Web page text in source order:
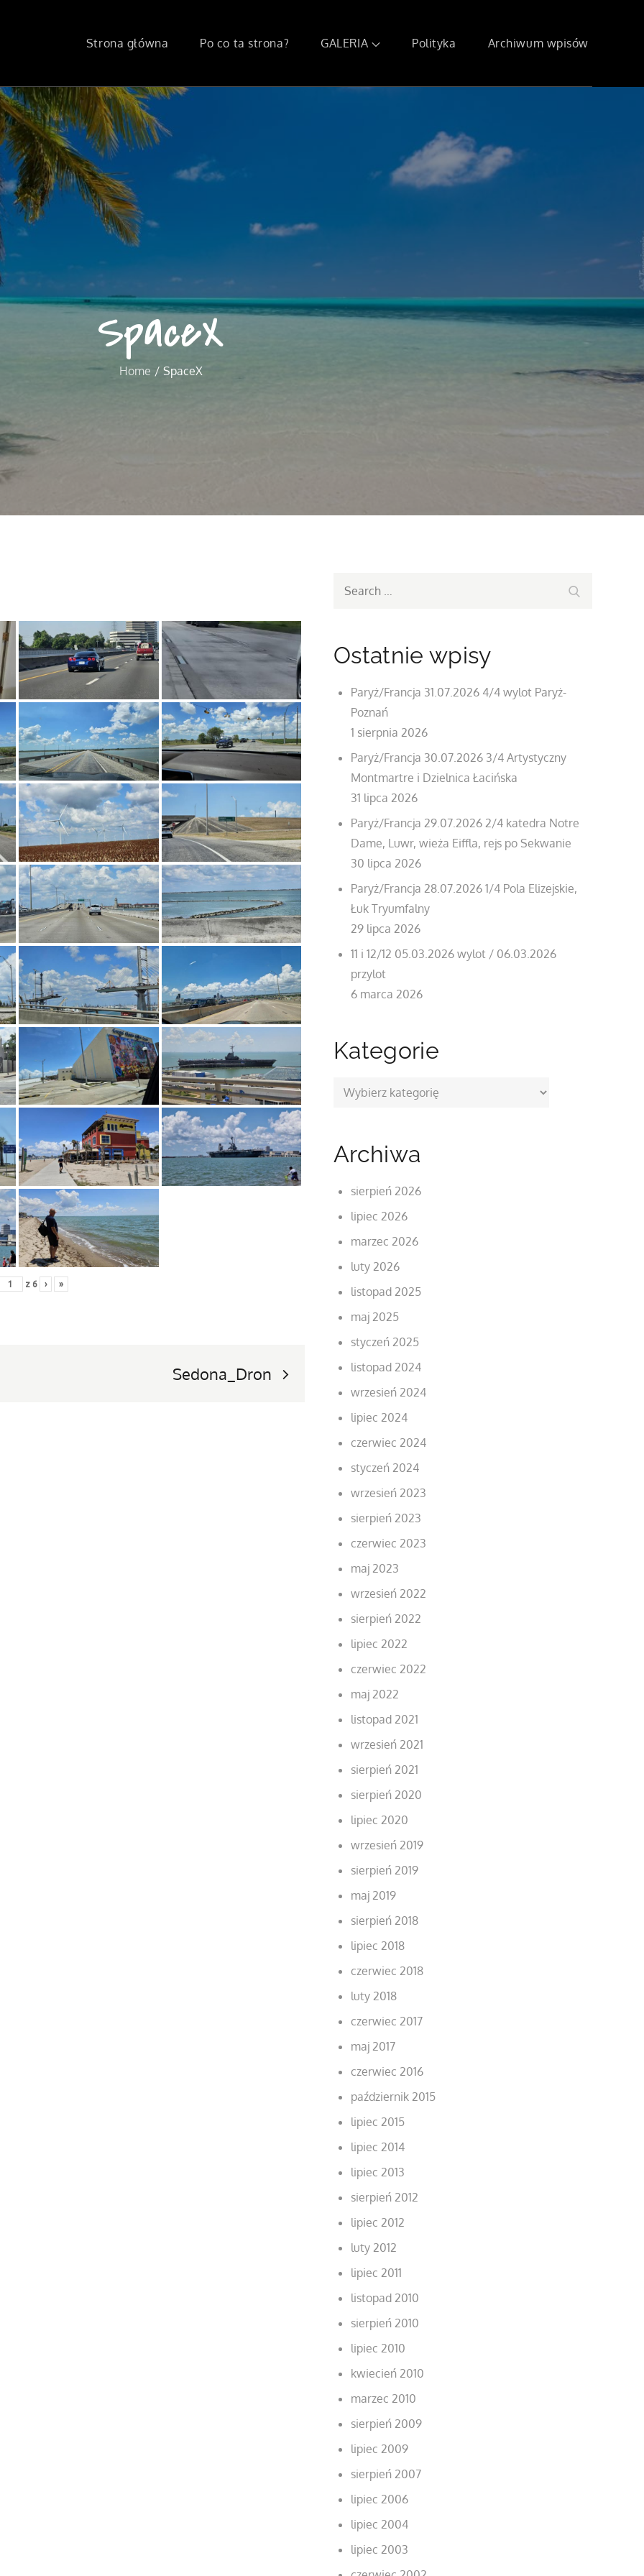
Strona główna Po co ta strona? GALERIA Polityka Archiwum wpisów
SpaceX
Home SpaceX
z 6 › »
Sedona_Dron
Ostatnie wpisy
Paryż/Francja 31.07.2026 4/4 wylot Paryż-
Poznań
1 sierpnia 2026
Paryż/Francja 30.07.2026 3/4 Artystyczny
Montmartre i Dzielnica Łacińska
31 lipca 2026
Paryż/Francja 29.07.2026 2/4 katedra Notre
Dame, Luwr, wieża Eiffla, rejs po Sekwanie
30 lipca 2026
Paryż/Francja 28.07.2026 1/4 Pola Elizejskie,
Łuk Tryumfalny
29 lipca 2026
11 i 12/12 05.03.2026 wylot / 06.03.2026
przylot
6 marca 2026
Kategorie
Kategorie
Archiwa
sierpień 2026
lipiec 2026
marzec 2026
luty 2026
listopad 2025
maj 2025
styczeń 2025
listopad 2024
wrzesień 2024
lipiec 2024
czerwiec 2024
styczeń 2024
wrzesień 2023
sierpień 2023
czerwiec 2023
maj 2023
wrzesień 2022
sierpień 2022
lipiec 2022
czerwiec 2022
maj 2022
listopad 2021
wrzesień 2021
sierpień 2021
sierpień 2020
lipiec 2020
wrzesień 2019
sierpień 2019
maj 2019
sierpień 2018
lipiec 2018
czerwiec 2018
luty 2018
czerwiec 2017
maj 2017
czerwiec 2016
październik 2015
lipiec 2015
lipiec 2014
lipiec 2013
sierpień 2012
lipiec 2012
luty 2012
lipiec 2011
listopad 2010
sierpień 2010
lipiec 2010
kwiecień 2010
marzec 2010
sierpień 2009
lipiec 2009
sierpień 2007
lipiec 2006
lipiec 2004
lipiec 2003